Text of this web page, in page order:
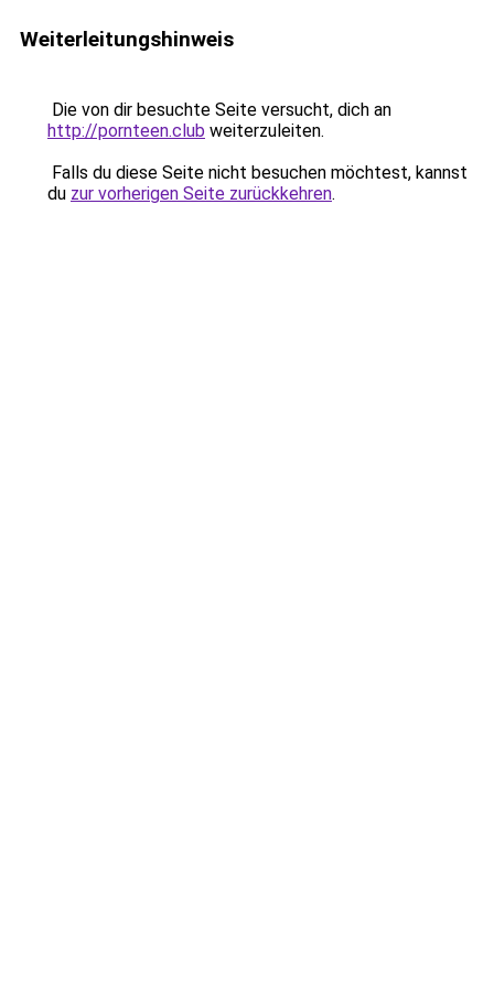
Weiterleitungshinweis
Die von dir besuchte Seite versucht, dich an
http://pornteen.club weiterzuleiten.
Falls du diese Seite nicht besuchen möchtest, kannst
du zur vorherigen Seite zurückkehren.